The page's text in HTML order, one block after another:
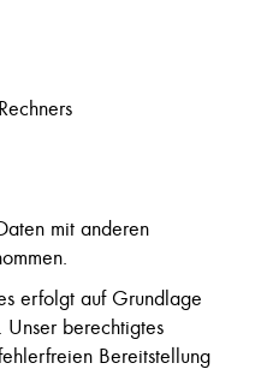
mit anderen
erfolgt auf Grundlage
berechtigtes
Bereitstellung